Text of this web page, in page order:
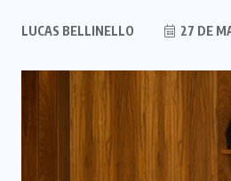
LUCAS BELLINELLO 27 DE